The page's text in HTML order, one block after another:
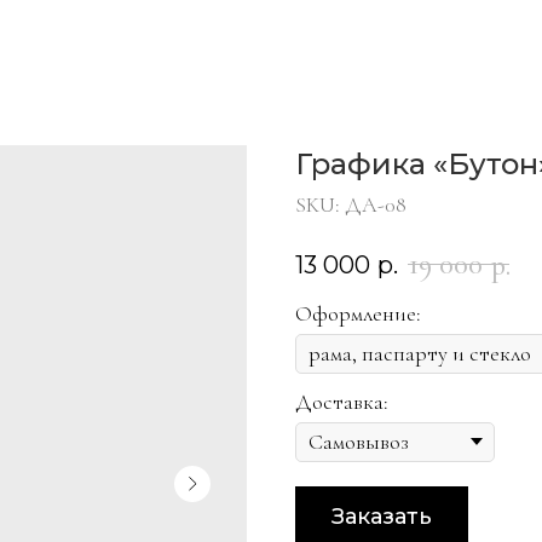
Графика
SKU: ДА-08
13 000 р. 19 000 р.
Оформление:
Доставка:
Заказать